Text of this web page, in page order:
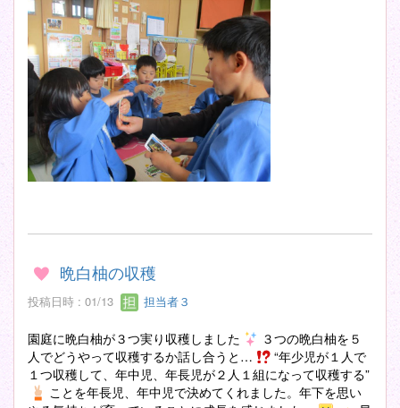
晩白柚の収穫
投稿日時 : 01/13 担当者３
園庭に晩白柚が３つ実り収穫しました
３つの晩白柚を５
人でどうやって収穫するか話し合うと…
“年少児が１人で
１つ収穫して、年中児、年長児が２人１組になって収穫する”
ことを年長児、年中児で決めてくれました。年下を思い